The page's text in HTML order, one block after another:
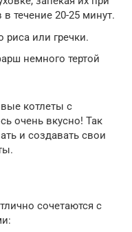
в течение 20-25 минут.
или гречки.
немного тертой
котлеты с
очень вкусно! Так
и создавать свои
сочетаются с